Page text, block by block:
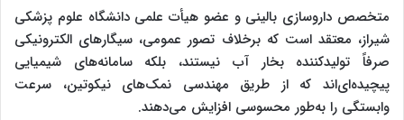
متخصص داروسازی بالینی و عضو هیأت علمی دانشگاه علوم پزشکی
شیراز، معتقد است که برخلاف تصور عمومی، سیگارهای الکترونیکی
صرفاً تولیدکننده بخار آب نیستند، بلکه سامانه‌های شیمیایی
پیچیده‌ای‌اند که از طریق مهندسی نمک‌های نیکوتین، سرعت
وابستگی را به‌طور محسوسی افزایش می‌دهند.